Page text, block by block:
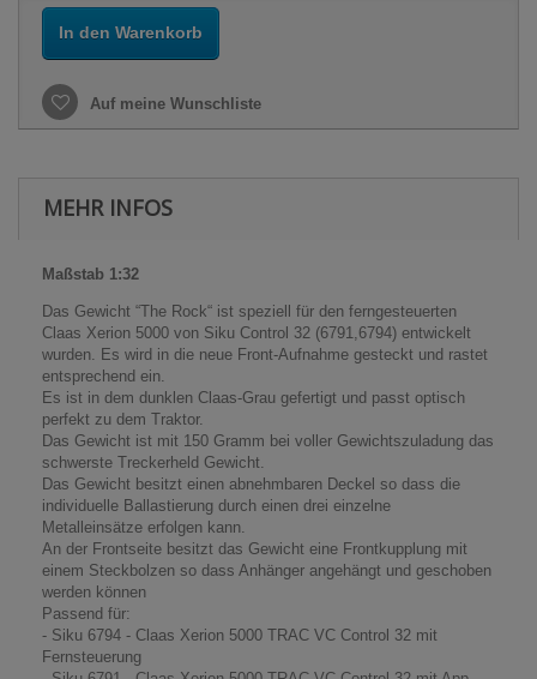
In den Warenkorb
Auf meine Wunschliste
MEHR INFOS
Maßstab 1:32
Das Gewicht “The Rock“ ist speziell für den ferngesteuerten
Claas Xerion 5000 von Siku Control 32 (6791,6794) entwickelt
wurden. Es wird in die neue Front-Aufnahme gesteckt und rastet
entsprechend ein.
Es ist in dem dunklen Claas-Grau gefertigt und passt optisch
perfekt zu dem Traktor.
Das Gewicht ist mit 150 Gramm bei voller Gewichtszuladung das
schwerste Treckerheld Gewicht.
Das Gewicht besitzt einen abnehmbaren Deckel so dass die
individuelle Ballastierung durch einen drei einzelne
Metalleinsätze erfolgen kann.
An der Frontseite besitzt das Gewicht eine Frontkupplung mit
einem Steckbolzen so dass Anhänger angehängt und geschoben
werden können
Passend für:
- Siku 6794 - Claas Xerion 5000 TRAC VC Control 32 mit
Fernsteuerung